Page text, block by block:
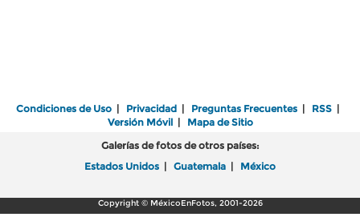
Condiciones de Uso | Privacidad | Preguntas Frecuentes | RSS |
Versión Móvil| Mapa de Sitio
Galerías de fotos de otros países:
Estados Unidos | Guatemala | México
Copyright © MéxicoEnFotos, 2001-2026